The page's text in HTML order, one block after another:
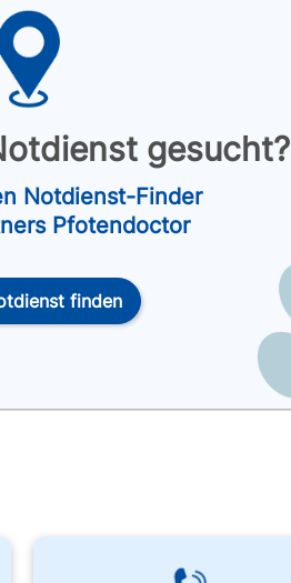
gesucht?
Notdienst-Finder
Pfotendoctor
finden